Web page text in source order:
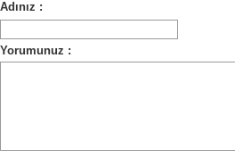
Adınız :
Yorumunuz :